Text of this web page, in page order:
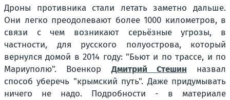
Дроны противника стали летать заметно дальше.
Они легко преодолевают более 1000 километров, в
связи с чем возникают серьёзные угрозы, в
частности, для русского полуострова, который
вернулся домой в 2014 году: "Бьют и по трассе, и по
Мариуполю". ВоенкорДмитрий Стешин назвал
способ уберечь "крымский путь". Даже придумывать
ничего не надо. Подробности - в материале